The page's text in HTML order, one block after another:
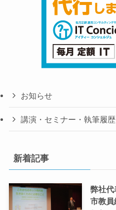
お知らせ
講演・セミナー・執筆履歴
新着記事
弊社代
市教員